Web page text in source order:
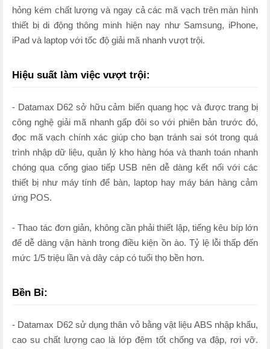
hỏng kém chất lượng và ngay cả các mã vạch trên màn hình
thiết bị di động thông minh hiện nay như Samsung, iPhone,
iPad và laptop với tốc độ giải mã nhanh vượt trội.
Hiệu suất làm việc vượt trội:
- Datamax D62 sở hữu cảm biến quang học và được trang bị
công nghệ giải mã nhanh gấp đôi so với phiên bản trước đó,
đọc mã vạch chính xác giúp cho bạn tránh sai sót trong quá
trình nhập dữ liệu, quản lý kho hàng hóa và thanh toán nhanh
chóng qua cổng giao tiếp USB nên dễ dàng kết nối với các
thiết bị như máy tính để bàn, laptop hay máy bán hàng cảm
ứng POS.
- Thao tác đơn giản, không cần phải thiết lập, tiếng kêu bíp lớn
để dễ dàng vận hành trong điều kiện ồn ào. Tỷ lệ lỗi thấp đến
mức 1/5 triệu lần và dây cáp có tuổi thọ bền hơn.
Bền Bỉ:
- Datamax D62 sử dụng thân vỏ bằng vật liệu ABS nhập khẩu,
cao su chất lượng cao là lớp đệm tốt chống va đập, rơi vỡ.